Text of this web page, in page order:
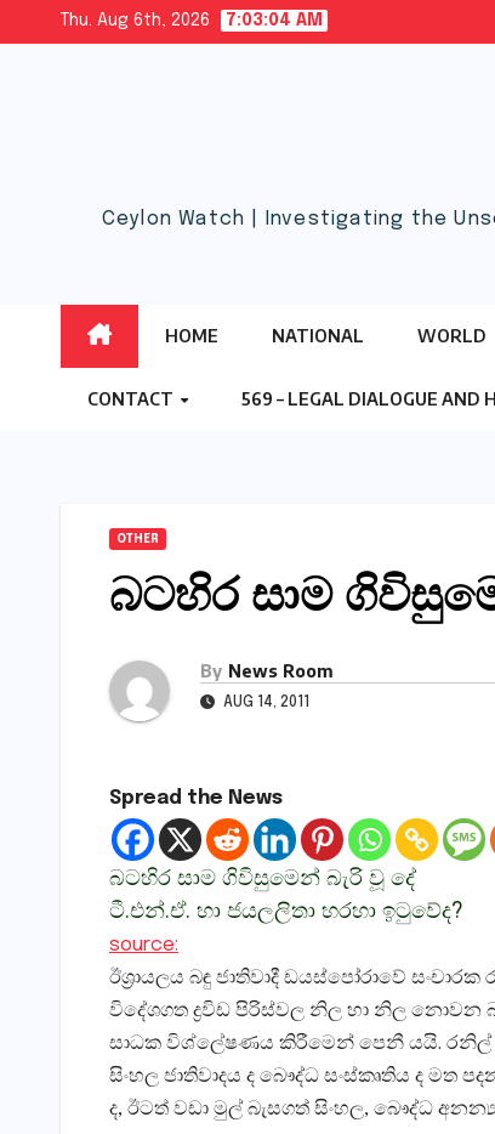
Thu. Aug 6th, 2026 7:03:05 AM
Ceylon Watch | Investigating the
HOME NATIONAL WORLD
CONTACT 569 – LEGAL DIALOGUE AND
OTHER
බටහිර සාම
By News Room
AUG 14, 2011
Spread the News
බටහිර සාම ගිවිසුමෙන් බැරි වූ දේ
ටී.එන්.ඒ. හා ජයලලිතා හරහා ඉටුවේද?
source:
ඊශ්‍රායලය බඳු ජාතිවාදී ඩයස්‌පෝරාවේ
විදේශගත ද්‍රවිඩ පිරිස්‌වල නිල හා නිල නොවන
සාධක විශ්ලේෂණය කිරීමෙන් පෙනී යයි. රනිල්
සිංහල ජාතිවාදය ද බෞද්ධ සංස්‌කෘතිය ද
ද, ඊටත් වඩා මුල් බැසගත් සිංහල, බෞද්ධ